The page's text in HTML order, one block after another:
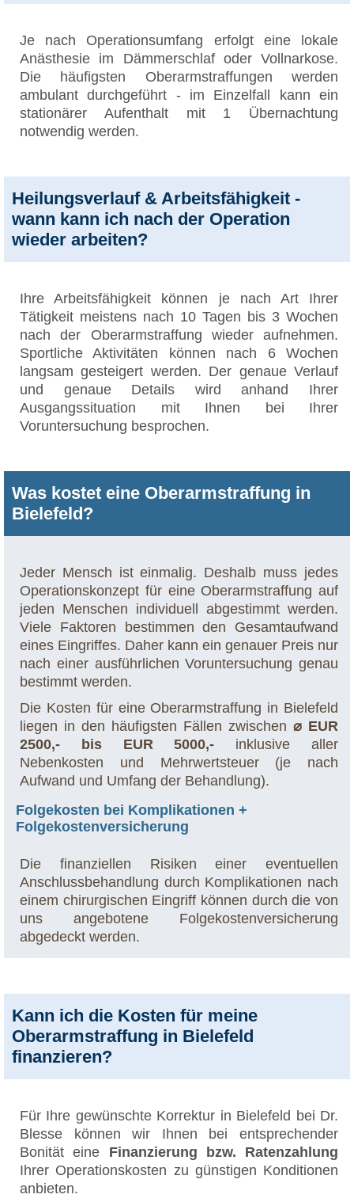
Je nach Operationsumfang erfolgt eine lokale
Anästhesie im Dämmerschlaf oder Vollnarkose.
Die häufigsten Oberarmstraffungen werden
ambulant durchgeführt - im Einzelfall kann ein
stationärer Aufenthalt mit 1 Übernachtung
notwendig werden.
Heilungsverlauf & Arbeitsfähigkeit -
wann kann ich nach der Operation
wieder arbeiten?
Ihre Arbeitsfähigkeit können je nach Art Ihrer
Tätigkeit meistens nach 10 Tagen bis 3 Wochen
nach der Oberarmstraffung wieder aufnehmen.
Sportliche Aktivitäten können nach 6 Wochen
langsam gesteigert werden. Der genaue Verlauf
und genaue Details wird anhand Ihrer
Ausgangssituation mit Ihnen bei Ihrer
Voruntersuchung besprochen.
Was kostet eine Oberarmstraffung in
Bielefeld?
Jeder Mensch ist einmalig. Deshalb muss jedes
Operationskonzept für eine Oberarmstraffung auf
jeden Menschen individuell abgestimmt werden.
Viele Faktoren bestimmen den Gesamtaufwand
eines Eingriffes. Daher kann ein genauer Preis nur
nach einer ausführlichen Voruntersuchung genau
bestimmt werden.
Die Kosten für eine Oberarmstraffung in Bielefeld
liegen in den häufigsten Fällen zwischen ⌀ EUR
2500,- bis EUR 5000,- inklusive aller
Nebenkosten und Mehrwertsteuer (je nach
Aufwand und Umfang der Behandlung).
Folgekosten bei Komplikationen +
Folgekostenversicherung
Die finanziellen Risiken einer eventuellen
Anschlussbehandlung durch Komplikationen nach
einem chirurgischen Eingriff können durch die von
uns angebotene Folgekostenversicherung
abgedeckt werden.
Kann ich die Kosten für meine
Oberarmstraffung in Bielefeld
finanzieren?
Für Ihre gewünschte Korrektur in Bielefeld bei Dr.
Blesse können wir Ihnen bei entsprechender
Bonität eine Finanzierung bzw. Ratenzahlung
Ihrer Operationskosten zu günstigen Konditionen
anbieten.